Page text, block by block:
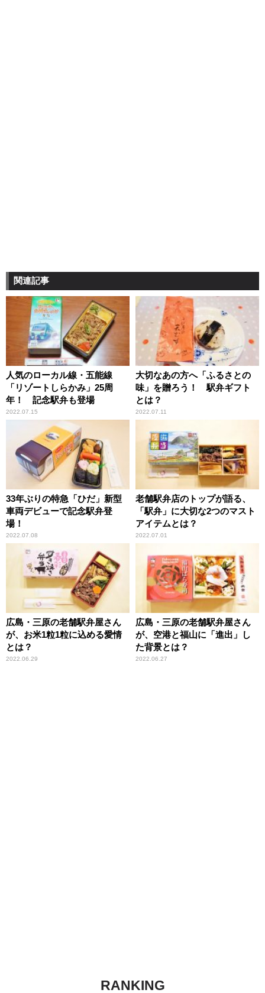
関連記事
人気のローカル線・五能線
「リゾートしらかみ」25周
年！ 記念駅弁も登場
2022.07.15
大切なあの方へ「ふるさとの
味」を贈ろう！ 駅弁ギフト
とは？
2022.07.11
33年ぶりの特急「ひだ」新型
車両デビューで記念駅弁登
場！
2022.07.08
老舗駅弁店のトップが語る、
「駅弁」に大切な2つのマスト
アイテムとは？
2022.07.01
広島・三原の老舗駅弁屋さん
が、お米1粒1粒に込める愛情
とは？
2022.06.29
広島・三原の老舗駅弁屋さん
が、空港と福山に「進出」し
た背景とは？
2022.06.27
RANKING